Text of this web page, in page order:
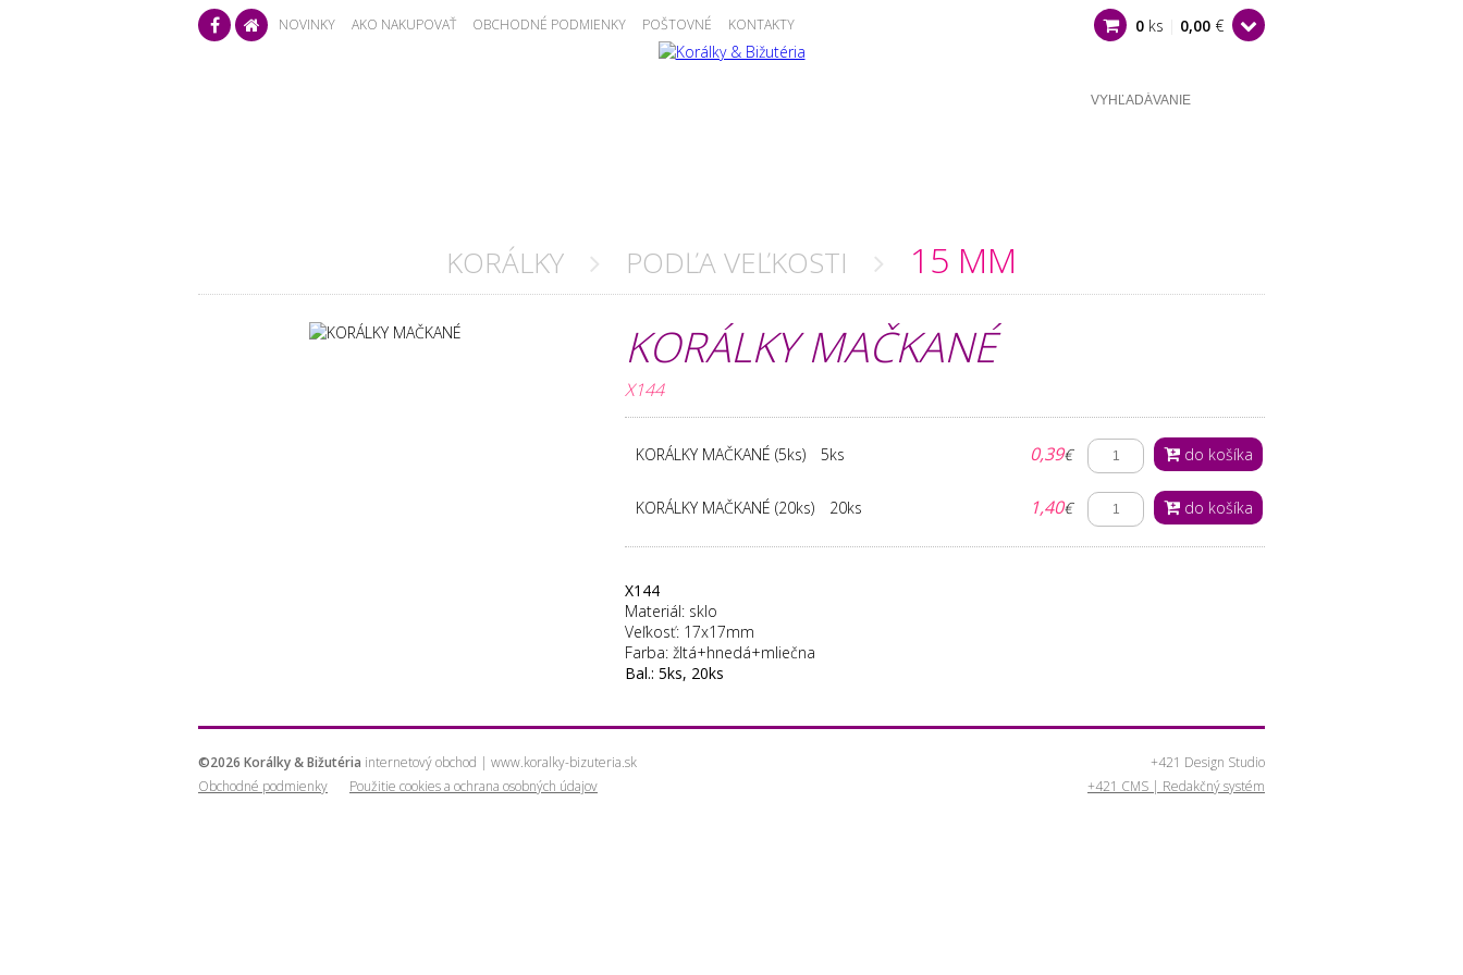
NOVINKY AKO NAKUPOVAŤ OBCHODNÉ PODMIENKY POŠTOVNÉ KONTAKTY 0 ks 0,00 €
KORÁLKY PODĽA VEĽKOSTI 15 MM
KORÁLKY MAČKANÉ
X144
KORÁLKY MAČKANÉ (5ks) 5ks 0,39€ do košíka
KORÁLKY MAČKANÉ (20ks) 20ks 1,40€ do košíka
X144
Materiál: sklo
Veľkosť: 17x17mm
Farba: žltá+hnedá+mliečna
Bal.: 5ks, 20ks
©2026 Korálky & Bižutéria internetový obchod | www.koralky-bizuteria.sk
Obchodné podmienky
Použitie cookies a ochrana osobných údajov
+421 Design Studio
+421 CMS | Redakčný systém